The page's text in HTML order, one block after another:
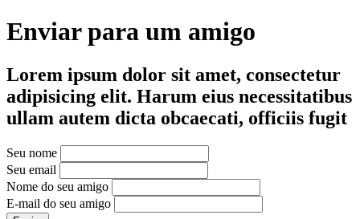
Enviar para um amigo
Lorem ipsum dolor sit amet, consectetur
adipisicing elit. Harum eius necessitatibus
ullam autem dicta obcaecati, officiis fugit
Seu nome
Seu email
Nome do seu amigo
E-mail do seu amigo